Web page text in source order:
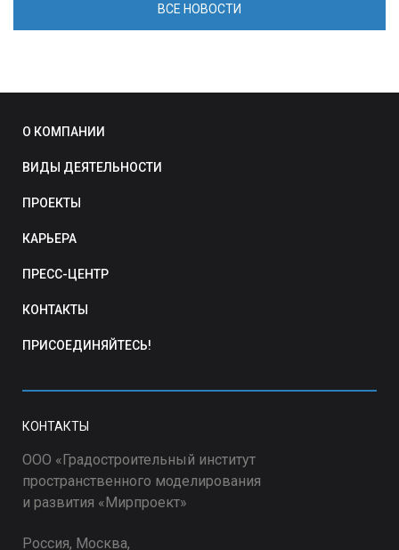
ВСЕ НОВОСТИ
О КОМПАНИИ
ВИДЫ ДЕЯТЕЛЬНОСТИ
ПРОЕКТЫ
КАРЬЕРА
ПРЕСС-ЦЕНТР
КОНТАКТЫ
ПРИСОЕДИНЯЙТЕСЬ!
КОНТАКТЫ
ООО «Градостроительный институт
пространственного моделирования
и развития «Мирпроект»
Россия, Москва,